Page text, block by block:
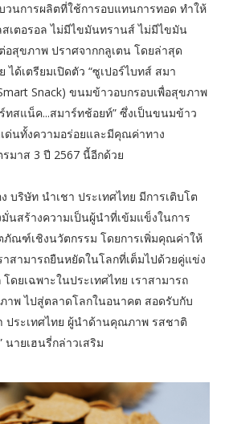
วนการผลิตที่ใช้การอบแทนการทอด ทำให้
เตอรอล ไม่มีไขมันทรานส์ ไม่มีไขมัน
สุขภาพ ปราศจากกลูเตน โดยล่าสุด
ได้เตรียมเปิดตัว “ซูเปอร์ไบทส์ สมา
Snack) ขนมข้าวอบกรอบเพื่อสุขภาพ
ทสแน็ค...สมาร์ทช้อยท์” ซึ่งเป็นขนมข้าว
ด่นทั้งความอร่อยและมีคุณค่าทาง
มาส 3 ปี 2567 นี้อีกด้วย
บริษัท นำเชา ประเทศไทย มีการเติบโต
นสร้างความเป็นผู้นำที่เข้มแข็งในการ
ณฑ์เชิงนวัตกรรม โดยการเพิ่มคุณค่าให้
สามารถยืนหยัดในโลกที่เต็มไปด้วยคู่แข่ง
ดยเฉพาะในประเทศไทย เราสามารถ
าพ ไปสู่ตลาดโลกในอนาคต สอดรับกับ
ประเทศไทย ผู้นำด้านคุณภาพ รสชาติ
นายเฮนรี่กล่าวเสริม